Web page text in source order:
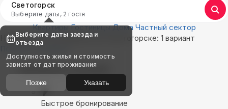
Светогорск
Выберите даты, 2 гостя
Квартиры Гостиницы Дома Частный сектор
Найдём, где остановиться в Светогорске: 1 вариант
Показать на карте
Выбирайте лучшее
Быстрое бронирование
Выберите даты заезда и
отъезда
Доступность жилья и стоимость
зависят от дат проживания
Позже Указать